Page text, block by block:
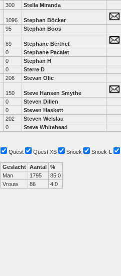
300 Stella Miranda
1096 Stephan Böcker
95 Stephan Boos
69 Stephane Berthet
0 Stephane Pacalet
0 Stephan H
0 Sterre D
206 Stevan Olic
150 Steve Hansen Smythe
0 Steven Dillen
0 Steven Haskett
202 Steven Welslau
0 Steve Whitehead
Quest Quest XS Snoek Snoek-L
Geslacht Aantal %
Man
1795
85.0
Vrouw
86 4.0